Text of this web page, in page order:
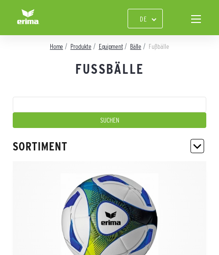
Home Produkte Equipment Bälle Fußbälle
FUSSBÄLLE
SORTIMENT